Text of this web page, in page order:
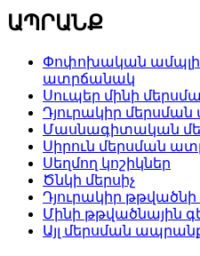
ԱՊՐԱՆՔ
Փոփոխական
ատրճանակ
Սուպեր մինի
Դյուրակիր
Մասնագիտական
Սիրուն մերսման
Սեղմող կոշիկներ
Ծնկի մերսիչ
Դյուրակիր
Մինի թթվածնային
Այլ մերսման